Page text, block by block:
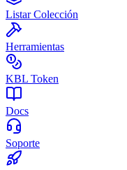
Listar Colección
Herramientas
KBL Token
Docs
Soporte